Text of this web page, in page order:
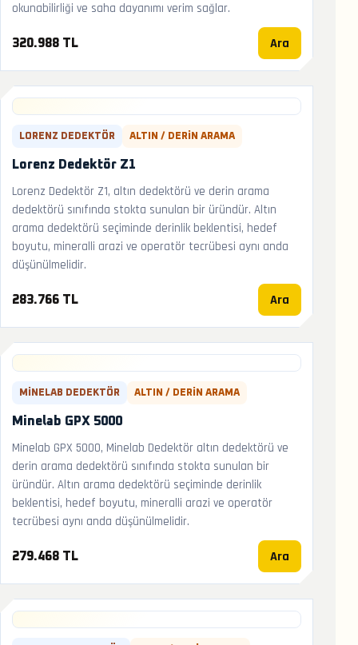
okunabilirliği ve saha dayanımı verim sağlar.
320.988 TL Ara
LORENZ DEDEKTÖR ALTIN / DERIN ARAMA
Lorenz Dedektör Z1
Lorenz Dedektör Z1, altın dedektörü ve derin arama
dedektörü sınıfında stokta sunulan bir üründür. Altın
arama dedektörü seçiminde derinlik beklentisi, hedef
boyutu, mineralli arazi ve operatör tecrübesi aynı anda
düşünülmelidir.
283.766 TL Ara
MINELAB DEDEKTÖR ALTIN / DERIN ARAMA
Minelab GPX 5000
Minelab GPX 5000, Minelab Dedektör altın dedektörü ve
derin arama dedektörü sınıfında stokta sunulan bir
üründür. Altın arama dedektörü seçiminde derinlik
beklentisi, hedef boyutu, mineralli arazi ve operatör
tecrübesi aynı anda düşünülmelidir.
279.468 TL Ara